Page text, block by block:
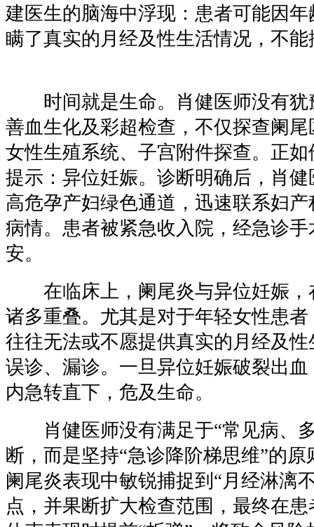
建医生的脑海中浮现：患者可能因
瞒了真实的月经及性生活情况，不
时间就是生命。肖健医师没有犹
善血生化及彩超检查，不仅探查阑
女性生殖系统、子宫附件探查。正
提示：异位妊娠。诊断明确后，肖
高危孕产妇绿色通道，迅速联系妇
病情。患者被紧急收入院，经急诊
安。
在临床上，阑尾炎与异位妊娠，
诸多重叠。尤其是对于年轻女性患
往往无法或不愿提供真实的月经及
误诊、漏诊。一旦异位妊娠破裂出
内急转直下，危及生命。
肖健医师没有满足于“常见病、
断，而是坚持“急诊降阶梯思维”的
阑尾炎表现中敏锐捕捉到“月经淋漓
点，并果断扩大检查范围，最终在